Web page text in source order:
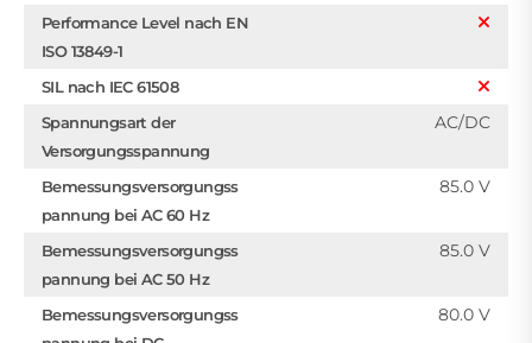
Performance Level nach EN
ISO 13849-1
SIL nach IEC 61508
Spannungsart der
Versorgungsspannung
AC/DC
Bemessungsversorgungss
pannung bei AC 60 Hz
85.0 V
Bemessungsversorgungss
pannung bei AC 50 Hz
85.0 V
Bemessungsversorgungss
80.0 V